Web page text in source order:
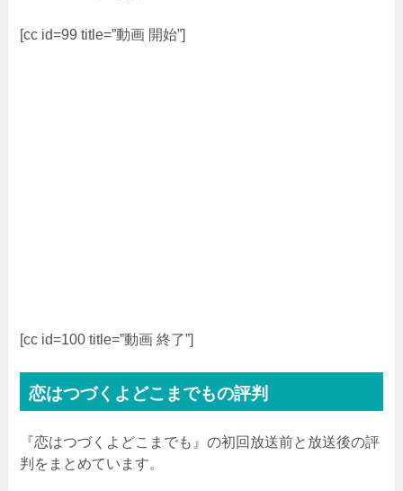
[cc id=99 title=”動画 開始”]
[cc id=100 title=”動画 終了”]
恋はつづくよどこまでもの評判
『恋はつづくよどこまでも』の初回放送前と放送後の評
判をまとめています。